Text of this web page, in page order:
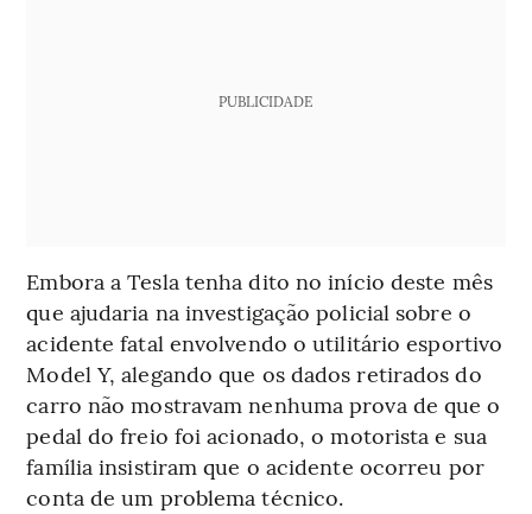
PUBLICIDADE
Embora a Tesla tenha dito no início deste mês
que ajudaria na investigação policial sobre o
acidente fatal envolvendo o utilitário esportivo
Model Y, alegando que os dados retirados do
carro não mostravam nenhuma prova de que o
pedal do freio foi acionado, o motorista e sua
família insistiram que o acidente ocorreu por
conta de um problema técnico.